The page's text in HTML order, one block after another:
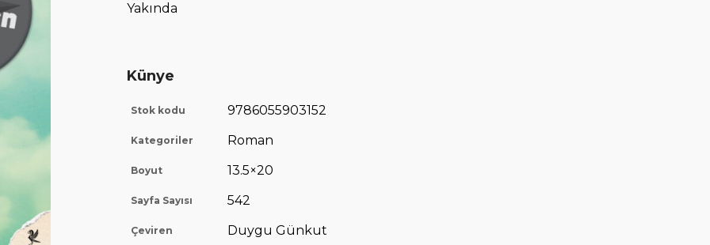
Yakında
Künye
Stok kodu 9786055903152
Kategoriler Roman
Boyut 13.5×20
Sayfa Sayısı 542
Çeviren Duygu Günkut